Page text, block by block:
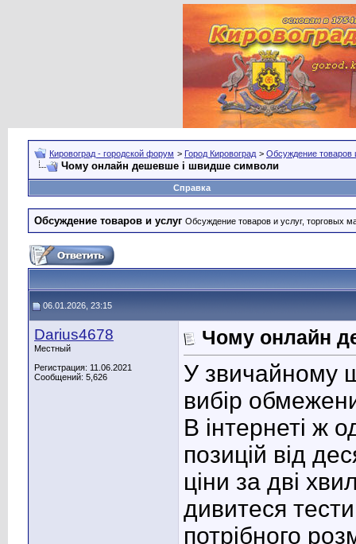
Кировоград - городской форум > Город Кировоград > Обсуждение товаров
Чому онлайн дешевше і швидше символи
Справка
Обсуждение товаров и услуг Обсуждение товаров и услуг, торговых
06.01.2026, 23:15
Darius4678
Местный
Регистрация: 11.06.2021
Сообщений: 5,626
Чому онлайн
У звичайному
вибір
В інтернеті ж
позицій від
ціни за дві
дивитеся
потрібного